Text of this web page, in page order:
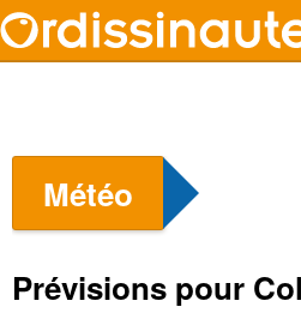
Météo
Prévisions pour